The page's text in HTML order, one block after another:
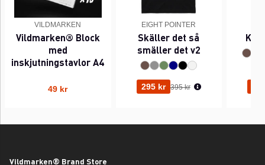
VILDMARKEN
Vildmarken® Block
med
inskjutningstavlor A4
49 kr
EIGHT POINTER
Skäller det så
smäller det v2
295 kr Ordinarie pris:
395 kr
Vildmarken® Brand Store